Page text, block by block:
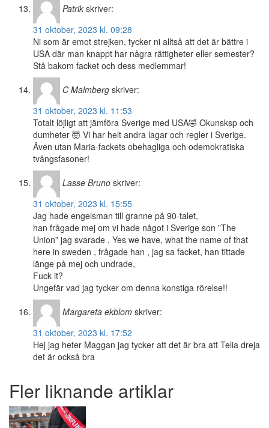
Patrik skriver:
31 oktober, 2023 kl. 09:28
Ni som är emot strejken, tycker ni alltså att det är bättre i
USA där man knappt har några rättigheter eller semester?
Stå bakom facket och dess medlemmar!
C Malmberg skriver:
31 oktober, 2023 kl. 11:53
Totalt löjligt att jämföra Sverige med USA🤣 Okunsksp och
dumheter 🤯 Vi har helt andra lagar och regler i Sverige.
Även utan Maria-fackets obehagliga och odemokratiska
tvångsfasoner!
Lasse Bruno skriver:
31 oktober, 2023 kl. 15:55
Jag hade engelsman till granne på 90-talet,
han frågade mej om vi hade något i Sverige son ”The
Union” jag svarade , Yes we have, what the name of that
here in sweden , frågade han , jag sa facket, han tittade
länge på mej och undrade,
Fuck it?
Ungefär vad jag tycker om denna konstiga rörelse!!
Margareta ekblom skriver:
31 oktober, 2023 kl. 17:52
Hej jag heter Maggan jag tycker att det är bra att Telia dreja
det är också bra
Fler liknande artiklar